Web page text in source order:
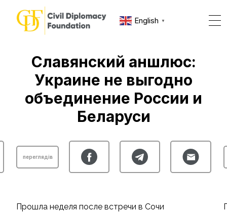
English ▼
Славянский аншлюс:
Украине не выгодно
объединение России и
Беларуси
переглядів
Прошла неделя после встречи в Сочи